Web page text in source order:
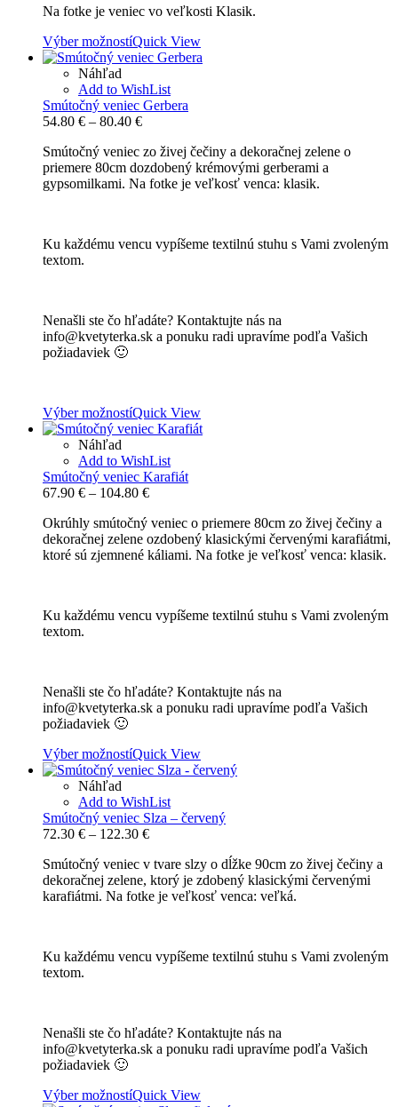
Na fotke je veniec vo veľkosti Klasik.
Výber možnostíQuick View
Náhľad
Add to WishList
Smútočný veniec Gerbera
54.80 € – 80.40 €Price
54.80 €
through
80.40 €
Smútočný veniec zo živej čečiny a dekoračnej zelene o
priemere 80cm dozdobený krémovými gerberami a
gypsomilkami. Na fotke je veľkosť venca: klasik.
Ku každému vencu vypíšeme textilnú stuhu s Vami zvoleným
textom.
Nenašli ste čo hľadáte? Kontaktujte nás na
info@kvetyterka.sk a ponuku radi upravíme podľa Vašich
požiadaviek 🙂
Výber možnostíQuick View
Náhľad
Add to WishList
Smútočný veniec Karafiát
67.90 € – 104.80 €Price
67.90 €
through
104.80 €
Okrúhly smútočný veniec o priemere 80cm zo živej čečiny a
dekoračnej zelene ozdobený klasickými červenými karafiátmi,
ktoré sú zjemnené káliami. Na fotke je veľkosť venca: klasik.
Ku každému vencu vypíšeme textilnú stuhu s Vami zvoleným
textom.
Nenašli ste čo hľadáte? Kontaktujte nás na
info@kvetyterka.sk a ponuku radi upravíme podľa Vašich
požiadaviek 🙂
Výber možnostíQuick View
Náhľad
Add to WishList
Smútočný veniec Slza – červený
72.30 € – 122.30 €Price
72.30 €
through
122.30 €
Smútočný veniec v tvare slzy o dĺžke 90cm zo živej čečiny a
dekoračnej zelene, ktorý je zdobený klasickými červenými
karafiátmi. Na fotke je veľkosť venca: veľká.
Ku každému vencu vypíšeme textilnú stuhu s Vami zvoleným
textom.
Nenašli ste čo hľadáte? Kontaktujte nás na
info@kvetyterka.sk a ponuku radi upravíme podľa Vašich
požiadaviek 🙂
Výber možnostíQuick View